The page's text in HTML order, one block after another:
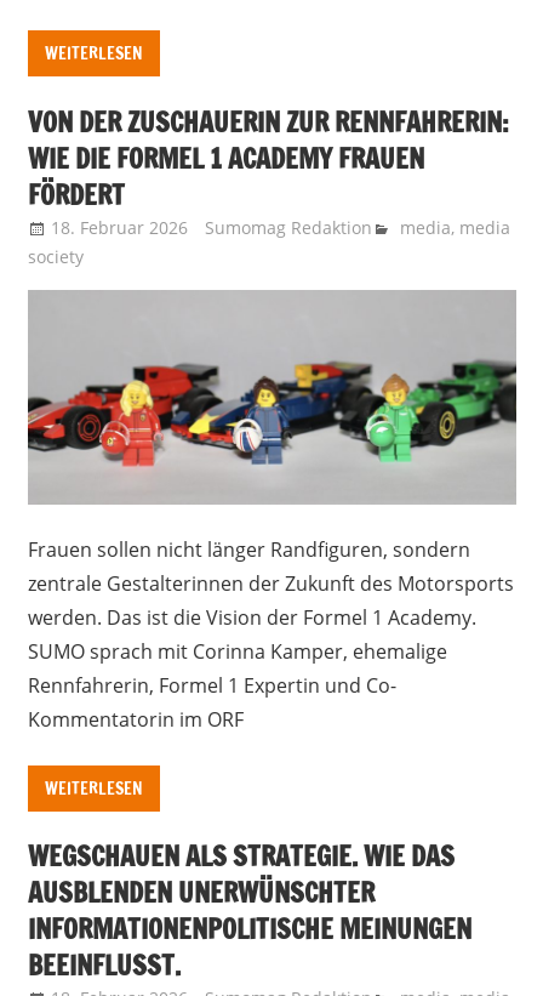
WEITERLESEN
VON DER ZUSCHAUERIN ZUR RENNFAHRERIN:
WIE DIE FORMEL 1 ACADEMY FRAUEN
FÖRDERT
18. Februar 2026 Sumomag Redaktion media, media
society
Frauen sollen nicht länger Randfiguren, sondern
zentrale Gestalterinnen der Zukunft des Motorsports
werden. Das ist die Vision der Formel 1 Academy.
SUMO sprach mit Corinna Kamper, ehemalige
Rennfahrerin, Formel 1 Expertin und Co-
Kommentatorin im ORF
WEITERLESEN
WEGSCHAUEN ALS STRATEGIE. WIE DAS
AUSBLENDEN UNERWÜNSCHTER
INFORMATIONENPOLITISCHE MEINUNGEN
BEEINFLUSST.